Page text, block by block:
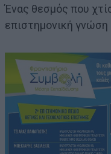
Ένας θεσμός που
επιστημονική γνώση